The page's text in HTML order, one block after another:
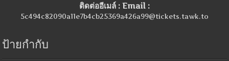
ติดต่ออีเมล์ : Email :
5c494c82090a11e7b4cb25369a426a99@tickets.tawk.to
ป้ายกำกับ